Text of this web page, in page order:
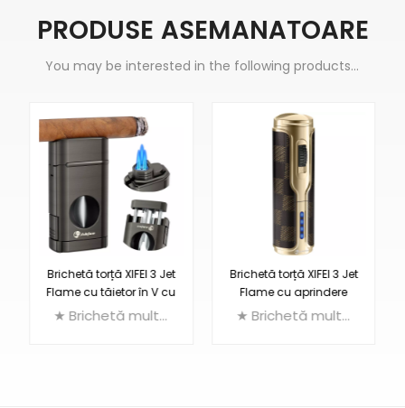
PRODUSE ASEMANATOARE
You may be interested in the following products...
Brichetă torță XIFEI 3 Jet
Flame cu tăietor în V cu
arc
★ Brichetă multifuncțională 3 în 1: Brichetă triplă + Cutter V + Suport pentru trabucuri
Brichetă torță XIFEI 3 Jet
Flame cu aprindere
electronică
★ Brichetă multifuncțională 3 în 1: Brichetă triplă cu torță + tăietor de pumn + suport pentru trabucuri